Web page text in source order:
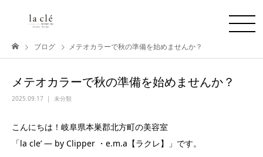
ブログ メテオカラーで秋の準備を始めませんか？
メテオカラーで秋の準備を始めませんか？
2025.09.17 未分類
こんにちは！岐阜県本巣郡北方町の美容室
「la cle’ ― by Clipper ・e.m.a【ラクレ】」です。